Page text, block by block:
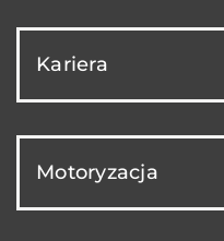
Kariera
Motoryzacja